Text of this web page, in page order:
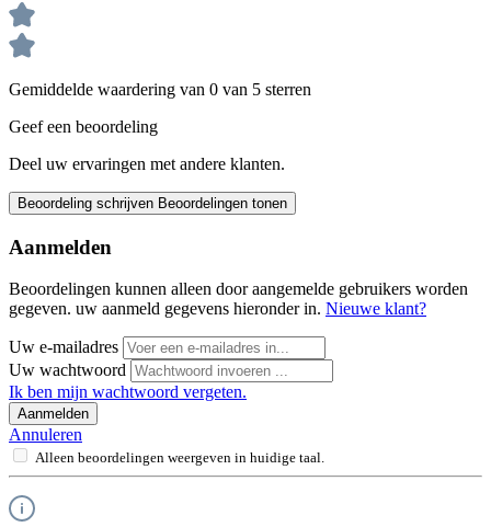
Gemiddelde waardering van 0 van 5 sterren
Geef een beoordeling
Deel uw ervaringen met andere klanten.
Beoordeling schrijven Beoordelingen tonen
Aanmelden
Beoordelingen kunnen alleen door aangemelde gebruikers worden
gegeven. uw aanmeld gegevens hieronder in. Nieuwe klant?
Uw e-mailadres
Uw wachtwoord
Ik ben mijn wachtwoord vergeten.
Aanmelden
Annuleren
Alleen beoordelingen weergeven in huidige taal.